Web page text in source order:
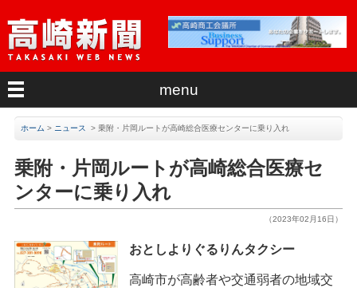
menu
ホーム > ニュース >乗附・片岡ルートが高崎総合医療センターに乗り入れ
乗附・片岡ルートが高崎総合医療セ
ンターに乗り入れ
（2023年02月16日）
おとしよりぐるりんタクシー
高崎市が高齢者や交通弱者の地域交